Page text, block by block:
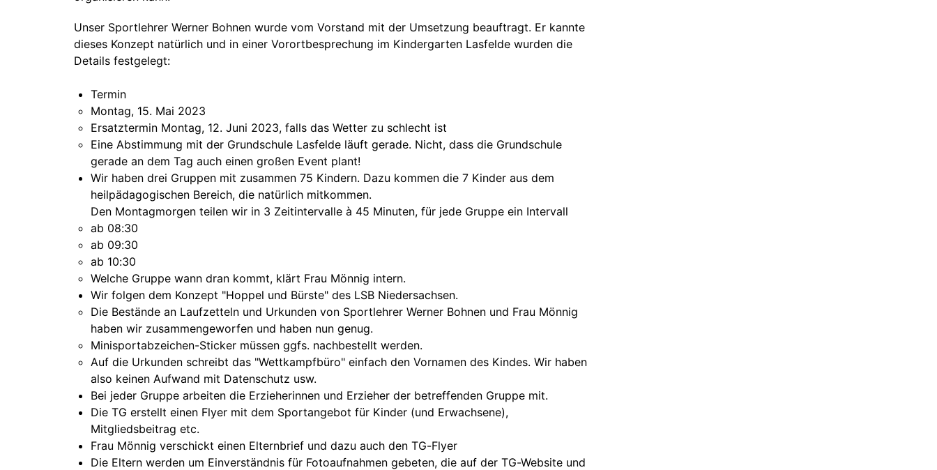
Unser Sportlehrer Werner Bohnen wurde vom Vorstand mit der Umsetzung beauftragt. Er kannte
dieses Konzept natürlich und in einer Vorortbesprechung im Kindergarten Lasfelde wurden die
Details festgelegt:
Termin
Montag, 15. Mai 2023
Ersatztermin Montag, 12. Juni 2023, falls das Wetter zu schlecht ist
Eine Abstimmung mit der Grundschule Lasfelde läuft gerade. Nicht, dass die Grundschule
gerade an dem Tag auch einen großen Event plant!
Wir haben drei Gruppen mit zusammen 75 Kindern. Dazu kommen die 7 Kinder aus dem
heilpädagogischen Bereich, die natürlich mitkommen.
Den Montagmorgen teilen wir in 3 Zeitintervalle à 45 Minuten, für jede Gruppe ein Intervall
ab 08:30
ab 09:30
ab 10:30
Welche Gruppe wann dran kommt, klärt Frau Mönnig intern.
Wir folgen dem Konzept "Hoppel und Bürste" des LSB Niedersachsen.
Die Bestände an Laufzetteln und Urkunden von Sportlehrer Werner Bohnen und Frau Mönnig
haben wir zusammengeworfen und haben nun genug.
Minisportabzeichen-Sticker müssen ggfs. nachbestellt werden.
Auf die Urkunden schreibt das "Wettkampfbüro" einfach den Vornamen des Kindes. Wir haben
also keinen Aufwand mit Datenschutz usw.
Bei jeder Gruppe arbeiten die Erzieherinnen und Erzieher der betreffenden Gruppe mit.
Die TG erstellt einen Flyer mit dem Sportangebot für Kinder (und Erwachsene),
Mitgliedsbeitrag etc.
Frau Mönnig verschickt einen Elternbrief und dazu auch den TG-Flyer
Die Eltern werden um Einverständnis für Fotoaufnahmen gebeten, die auf der TG-Website und